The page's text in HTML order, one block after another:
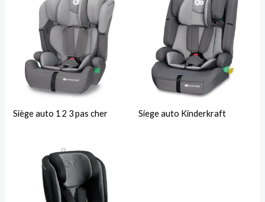
Siège auto 1 2 3 pas cher Siege auto Kinderkraft